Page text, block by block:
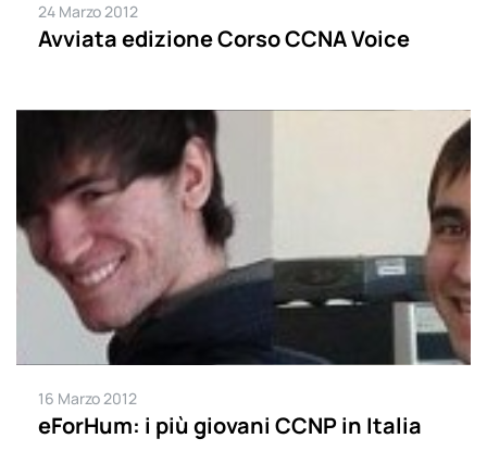
24 Marzo 2012
Avviata edizione Corso CCNA Voice
16 Marzo 2012
eForHum: i più giovani CCNP in Italia